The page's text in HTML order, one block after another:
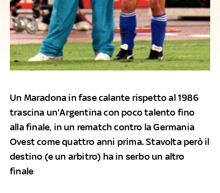
Un Maradona in fase calante rispetto al 1986
trascina un'Argentina con poco talento fino
alla finale, in un rematch contro la Germania
Ovest come quattro anni prima. Stavolta però il
destino (e un arbitro) ha in serbo un altro
finale